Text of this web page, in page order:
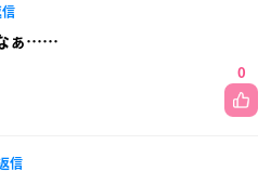
信
なぁ……
0
信